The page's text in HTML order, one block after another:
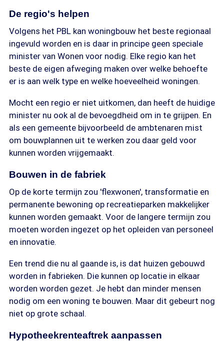
De regio's helpen
Volgens het PBL kan woningbouw het beste regionaal
ingevuld worden en is daar in principe geen speciale
minister van Wonen voor nodig. Elke regio kan het
beste de eigen afweging maken over welke behoefte
er is aan welk type en welke hoeveelheid woningen.
Mocht een regio er niet uitkomen, dan heeft de huidige
minister nu ook al de bevoegdheid om in te grijpen. En
als een gemeente bijvoorbeeld de ambtenaren mist
om bouwplannen uit te werken zou daar geld voor
kunnen worden vrijgemaakt.
Bouwen in de fabriek
Op de korte termijn zou 'flexwonen', transformatie en
permanente bewoning op recreatieparken makkelijker
kunnen worden gemaakt. Voor de langere termijn zou
moeten worden ingezet op het opleiden van personeel
en innovatie.
Een trend die nu al gaande is, is dat huizen gebouwd
worden in fabrieken. Die kunnen op locatie in elkaar
worden worden gezet. Je hebt dan minder mensen
nodig om een woning te bouwen. Maar dit gebeurt nog
niet op grote schaal.
Hypotheekrenteaftrek aanpassen